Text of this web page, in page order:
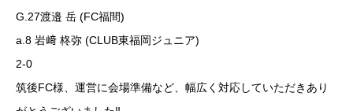
G.27渡邉 岳 (FC福間)
a.8 岩﨑 柊弥 (CLUB東福岡ジュニア)
2-0
筑後FC様、運営に会場準備など、幅広く対応していただきあり